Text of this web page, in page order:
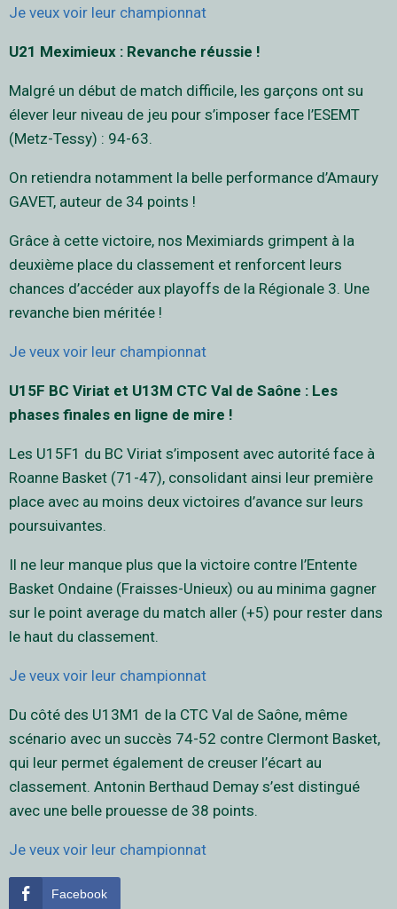
Je veux voir leur championnat
U21 Meximieux : Revanche réussie !
Malgré un début de match difficile, les garçons ont su
élever leur niveau de jeu pour s’imposer face l’ESEMT
(Metz-Tessy) : 94-63.
On retiendra notamment la belle performance d’Amaury
GAVET, auteur de 34 points !
Grâce à cette victoire, nos Meximiards grimpent à la
deuxième place du classement et renforcent leurs
chances d’accéder aux playoffs de la Régionale 3. Une
revanche bien méritée !
Je veux voir leur championnat
U15F BC Viriat et U13M CTC Val de Saône : Les
phases finales en ligne de mire !
Les U15F1 du BC Viriat s’imposent avec autorité face à
Roanne Basket (71-47), consolidant ainsi leur première
place avec au moins deux victoires d’avance sur leurs
poursuivantes.
Il ne leur manque plus que la victoire contre l’Entente
Basket Ondaine (Fraisses-Unieux) ou au minima gagner
sur le point average du match aller (+5) pour rester dans
le haut du classement.
Je veux voir leur championnat
Du côté des U13M1 de la CTC Val de Saône, même
scénario avec un succès 74-52 contre Clermont Basket,
qui leur permet également de creuser l’écart au
classement. Antonin Berthaud Demay s’est distingué
avec une belle prouesse de 38 points.
Je veux voir leur championnat
Facebook